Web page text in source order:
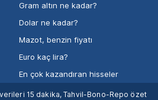
Gram altın ne kadar?
Dolar ne kadar?
Mazot, benzin fiyatı
Euro kaç lira?
En çok kazandıran hisseler
15 dakika, Tahvil-Bono-Repo özet